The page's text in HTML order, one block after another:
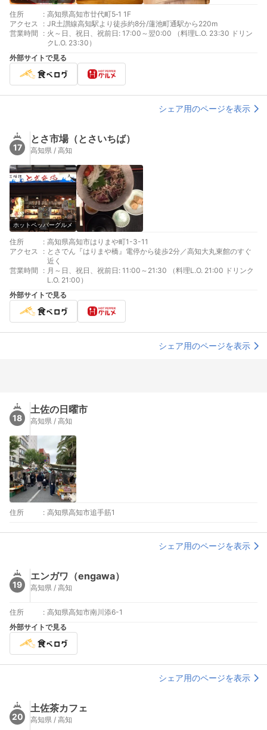
住所 : 高知県高知市廿代町5‐1 1F
アクセス
: JR土讃線高知駅より徒歩約8分/蓮池町通駅から220m
営業時間
: 火～日、祝日、祝前日: 17:00～翌0:00 （料理L.O. 23:30 ドリン
クL.O. 23:30）
外部サイトで見る
シェア用のページを表示
17
とさ市場（とさいちば）
高知県 / 高知
ホットペッパーグルメ
住所 : 高知県高知市はりまや町1-3-11
アクセス
: とさでん『はりまや橋』電停から徒歩2分／高知大丸東館のすぐ
近く
営業時間
: 月～日、祝日、祝前日: 11:00～21:30 （料理L.O. 21:00 ドリンク
L.O. 21:00）
外部サイトで見る
シェア用のページを表示
18
土佐の日曜市
高知県 / 高知
住所 : 高知県高知市追手筋1
シェア用のページを表示
19
エンガワ（engawa）
高知県 / 高知
住所 : 高知県高知市南川添6-1
外部サイトで見る
シェア用のページを表示
20
土佐茶カフェ
高知県 / 高知